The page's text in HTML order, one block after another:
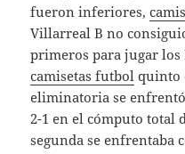
fueron inferiores,
Villarreal B no
primeros para jugar
camisetas futbol quinto
eliminatoria se
2-1 en el cómputo total
segunda se enfrentaba